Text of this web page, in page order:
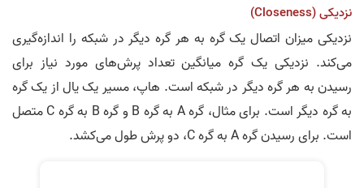
نزدیکی (Closeness)
نزدیکی میزان اتصال یک گره به هر گره دیگر در شبکه را اندازه‌گیری
می‌کند. نزدیکی یک گره میانگین تعداد پرش‌های مورد نیاز برای
رسیدن به هر گره دیگر در شبکه است. هاپ، مسیر یک یال از یک گره
به گره دیگر است. برای مثال، گره A به گره B و گره B به گره C متصل
است. برای رسیدن گره A به گره C، دو پرش طول می‌کشد.